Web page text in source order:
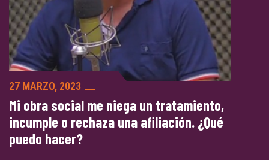
27 MARZO, 2023
Mi obra social me niega un tratamiento,
incumple o rechaza una afiliación. ¿Qué
puedo hacer?